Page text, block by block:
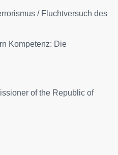
/ Fluchtversuch des
Kompetenz: Die
of the Republic of